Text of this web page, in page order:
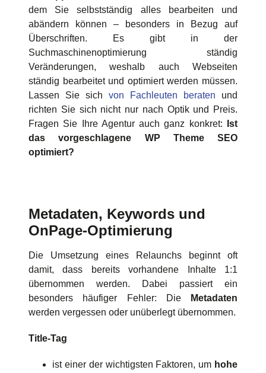
dem Sie selbstständig alles bearbeiten und
abändern können – besonders in Bezug auf
Überschriften. Es gibt in der
Suchmaschinenoptimierung ständig
Veränderungen, weshalb auch Webseiten
ständig bearbeitet und optimiert werden müssen.
Lassen Sie sich von Fachleuten beraten und
richten Sie sich nicht nur nach Optik und Preis.
Fragen Sie Ihre Agentur auch ganz konkret:
Ist
das vorgeschlagene WP Theme SEO
optimiert?
Metadaten, Keywords und
OnPage-Optimierung
Die Umsetzung eines Relaunchs beginnt oft
damit, dass bereits vorhandene Inhalte 1:1
übernommen werden. Dabei passiert ein
besonders häufiger Fehler: Die
Metadaten
werden vergessen oder unüberlegt übernommen.
Title-Tag
ist einer der wichtigsten Faktoren, um hohe